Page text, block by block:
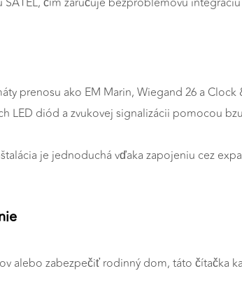
prenosu ako EM Marin, Wiegand 26 a
LED diód a zvukovej signalizácii pomocou
je jednoduchá vďaka zapojeniu cez
alebo zabezpečiť rodinný dom, táto čítačka